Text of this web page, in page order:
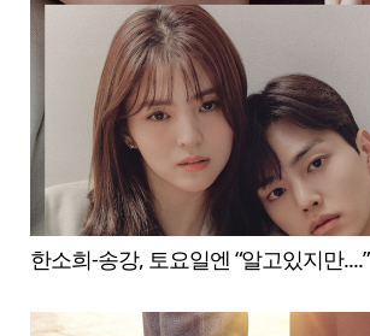
한소희-송강, 토요일엔 “알고있지만....”